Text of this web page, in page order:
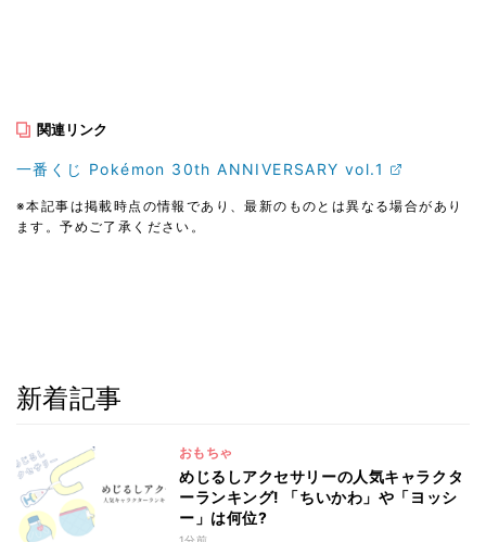
関連リンク
一番くじ Pokémon 30th ANNIVERSARY vol.1
※本記事は掲載時点の情報であり、最新のものとは異なる場合があり
ます。予めご了承ください。
新着記事
おもちゃ
めじるしアクセサリーの人気キャラクタ
ーランキング! 「ちいかわ」や「ヨッシ
ー」は何位?